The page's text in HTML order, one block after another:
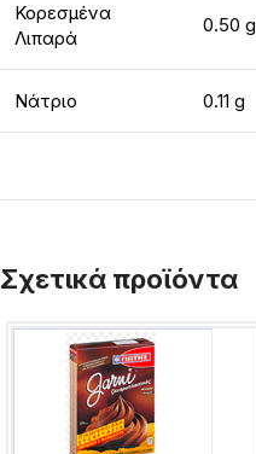
Κορεσμένα
Λιπαρά
0.50 g
Νάτριο 0.11 g
Σχετικά προϊόντα